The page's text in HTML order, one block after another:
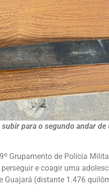
para o segundo andar de
Grupamento de Polícia
e coagir uma
(distante 1.476